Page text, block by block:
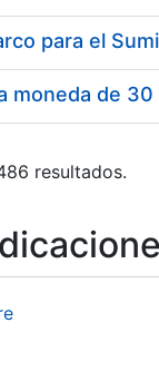
moneda de 30
resultados.